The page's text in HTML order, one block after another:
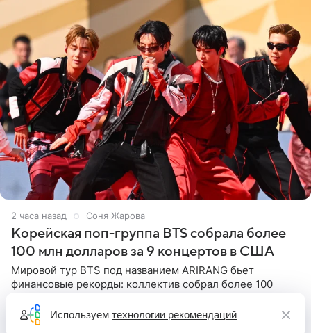
2 часа назад Соня Жарова
Корейская поп-группа BTS собрала более
100 млн долларов за 9 концертов в США
Мировой тур BTS под названием ARIRANG бьет
финансовые рекорды: коллектив собрал более 100
Как сообщает Pop Core, это один из самых
стремительных результатов
Используем технологии рекомендаций